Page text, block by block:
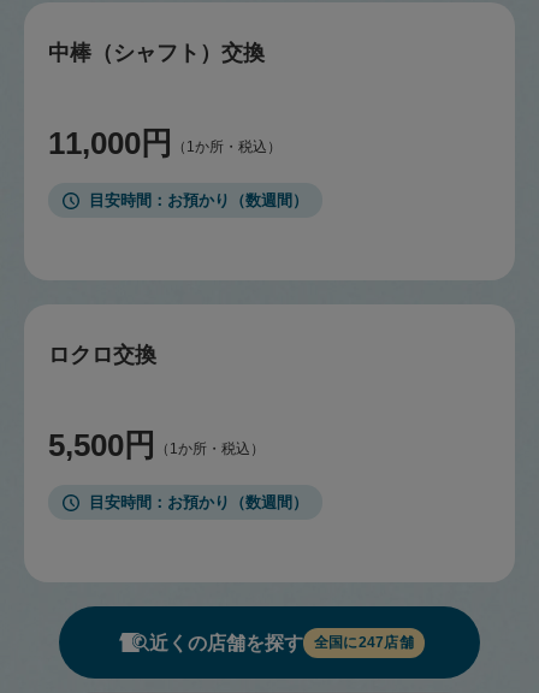
中棒（シャフト）交換
11,000円 （1か所・税込）
目安時間 お預かり（数週間）
ロクロ交換
5,500円 （1か所・税込）
目安時間 お預かり（数週間）
近くの店舗を探す 全国に247店舗